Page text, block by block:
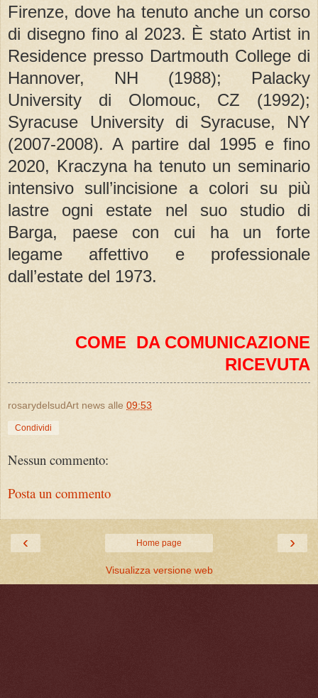
Firenze, dove ha tenuto anche un corso
di disegno fino al 2023. È stato Artist in
Residence presso Dartmouth College di
Hannover, NH (1988); Palacky
University di Olomouc, CZ (1992);
Syracuse University di Syracuse, NY
(2007-2008). A partire dal 1995 e fino
2020, Kraczyna ha tenuto un seminario
intensivo sull’incisione a colori su più
lastre ogni estate nel suo studio di
Barga, paese con cui ha un forte
legame affettivo e professionale
dall’estate del 1973.
COME DA COMUNICAZIONE
RICEVUTA
rosarydelsudArt news alle 09:53
Condividi
Nessun commento:
Posta un commento
‹ ›
Home page
Visualizza versione web